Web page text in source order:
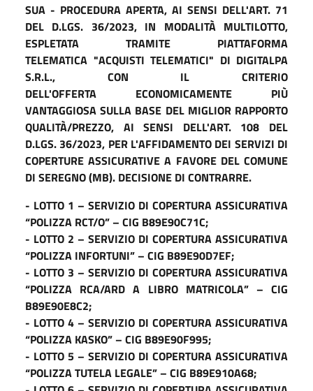
SUA - PROCEDURA APERTA, AI SENSI DELL'ART. 71
DEL D.LGS. 36/2023, IN MODALITÀ MULTILOTTO,
ESPLETATA TRAMITE PIATTAFORMA
TELEMATICA "ACQUISTI TELEMATICI" DI DIGITALPA
S.R.L., CON IL CRITERIO
DELL'OFFERTA ECONOMICAMENTE PIÙ
VANTAGGIOSA SULLA BASE DEL MIGLIOR RAPPORTO
QUALITÀ/PREZZO, AI SENSI DELL'ART. 108 DEL
D.LGS. 36/2023, PER L'AFFIDAMENTO DEI SERVIZI DI
COPERTURE ASSICURATIVE A FAVORE DEL COMUNE
DI SEREGNO (MB). DECISIONE DI CONTRARRE.
- LOTTO 1 – SERVIZIO DI COPERTURA ASSICURATIVA
“POLIZZA RCT/O” – CIG B89E90C71C;
- LOTTO 2 – SERVIZIO DI COPERTURA ASSICURATIVA
“POLIZZA INFORTUNI” – CIG B89E90D7EF;
- LOTTO 3 – SERVIZIO DI COPERTURA ASSICURATIVA
“POLIZZA RCA/ARD A LIBRO MATRICOLA” – CIG
B89E90E8C2;
- LOTTO 4 – SERVIZIO DI COPERTURA ASSICURATIVA
“POLIZZA KASKO” – CIG B89E90F995;
- LOTTO 5 – SERVIZIO DI COPERTURA ASSICURATIVA
“POLIZZA TUTELA LEGALE” – CIG B89E910A68;